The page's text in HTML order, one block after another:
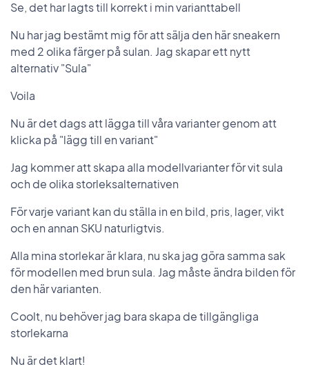
Se, det har lagts till korrekt i min varianttabell
Nu har jag bestämt mig för att sälja den här sneakern
med 2 olika färger på sulan. Jag skapar ett nytt
alternativ "Sula"
Voila
Nu är det dags att lägga till våra varianter genom att
klicka på "lägg till en variant"
Jag kommer att skapa alla modellvarianter för vit sula
och de olika storleksalternativen
För varje variant kan du ställa in en bild, pris, lager, vikt
och en annan SKU naturligtvis.
Alla mina storlekar är klara, nu ska jag göra samma sak
för modellen med brun sula. Jag måste ändra bilden för
den här varianten.
Coolt, nu behöver jag bara skapa de tillgängliga
storlekarna
Nu är det klart!